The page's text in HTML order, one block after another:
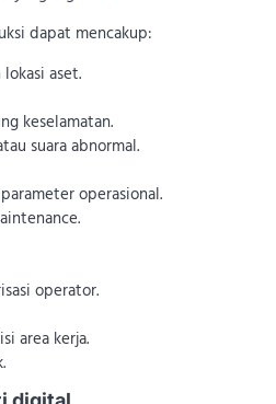
dapat mencakup:
aset.
keselamatan.
suara abnormal.
operasional.
operator.
area kerja.